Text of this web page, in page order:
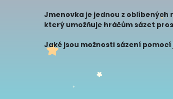
Jmenovka je jednou z oblíbených
který umožňuje hráčům sázet
Jaké jsou možnosti sázení